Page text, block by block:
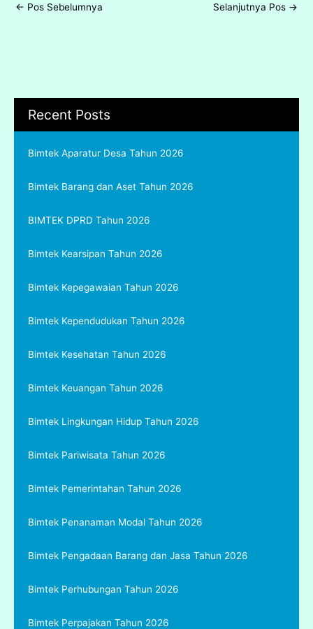
← Pos Sebelumnya Selanjutnya Pos →
Recent Posts
Bimtek Aparatur Desa Tahun 2026
Bimtek Barang dan Aset Tahun 2026
BIMTEK DPRD Tahun 2026
Bimtek Kearsipan Tahun 2026
Bimtek Kepegawaian Tahun 2026
Bimtek Kependudukan Tahun 2026
Bimtek Kesehatan Tahun 2026
Bimtek Keuangan Tahun 2026
Bimtek Lingkungan Hidup Tahun 2026
Bimtek Pariwisata Tahun 2026
Bimtek Pemerintahan Tahun 2026
Bimtek Penanaman Modal Tahun 2026
Bimtek Pengadaan Barang dan Jasa Tahun 2026
Bimtek Perhubungan Tahun 2026
Bimtek Perpajakan Tahun 2026